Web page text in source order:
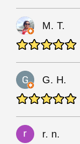
M. T.
G. H.
r. n.